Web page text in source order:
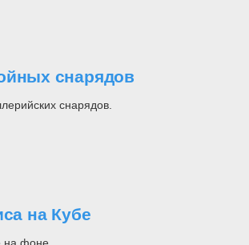
снарядов
снарядов.
на Кубе